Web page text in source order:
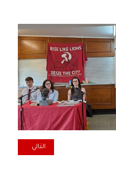
يدين العدوان الصهيوني على قطر
المقال التالي:
التالي